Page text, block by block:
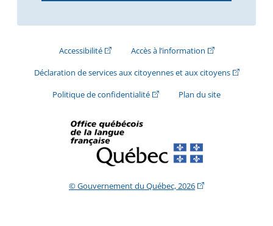
Accessibilité(Cet hyperlien externe s'ouvrira dans une
Accès à l’information(Cet hyperlien
Déclaration de services aux citoyennes et aux citoyens(Cet
Politique de confidentialité(Cet hyperlien externe s'ouvrira
Plan du site
© Gouvernement du Québec, 2026(Cet hyperlien